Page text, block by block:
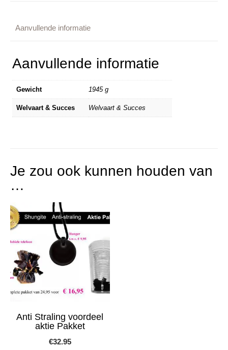
Aanvullende informatie
Aanvullende informatie
Gewicht 1945 g
Welvaart & Succes Welvaart & Succes
Je zou ook kunnen houden van
…
Anti Straling voordeel
aktie Pakket
€32.95